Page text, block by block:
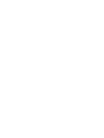
任せください。施工実績